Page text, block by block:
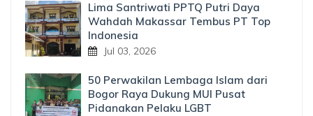
Lima Santriwati PPTQ Putri Daya
Wahdah Makassar Tembus PT Top
Indonesia
Jul 03, 2026
50 Perwakilan Lembaga Islam dari
Bogor Raya Dukung MUI Pusat
Pidanakan Pelaku LGBT